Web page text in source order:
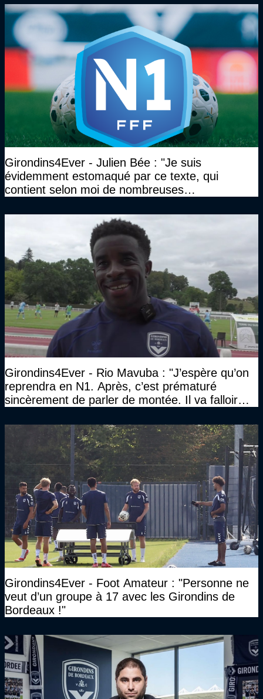
Girondins4Ever - Julien Bée : "Je suis
évidemment estomaqué par ce texte, qui
contient selon moi de nombreuses
plan juridique"
Girondins4Ever - Rio Mavuba : "J’espère qu’on
reprendra en N1. Après, c’est prématuré
sincèrement de parler de montée. Il va falloir
Girondins4Ever - Foot Amateur : "Personne ne
veut d’un groupe à 17 avec les Girondins de
Bordeaux !"